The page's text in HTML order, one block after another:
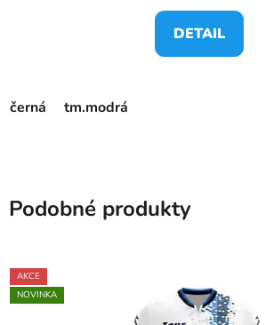
DETAIL
černá tm.modrá
Podobné produkty
AKCE
NOVINKA